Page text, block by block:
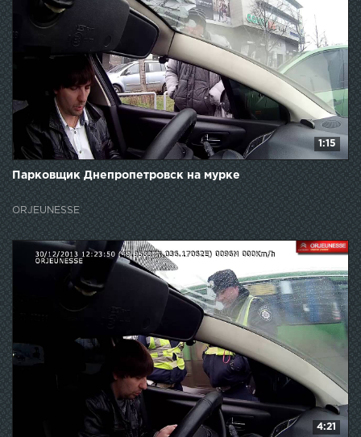
1:15
Парковщик Днепропетровск на мурке
ORJEUNESSE
4:21